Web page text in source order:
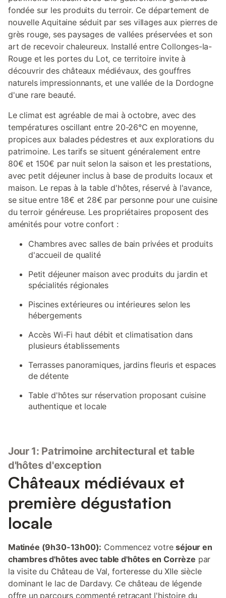
fondée sur les produits du terroir. Ce département de
nouvelle Aquitaine séduit par ses villages aux pierres de
grès rouge, ses paysages de vallées préservées et son
art de recevoir chaleureux. Installé entre Collonges-la-
Rouge et les portes du Lot, ce territoire invite à
découvrir des châteaux médiévaux, des gouffres
naturels impressionnants, et une vallée de la Dordogne
d'une rare beauté.
Le climat est agréable de mai à octobre, avec des
températures oscillant entre 20-26°C en moyenne,
propices aux balades pédestres et aux explorations du
patrimoine. Les tarifs se situent généralement entre
80€ et 150€ par nuit selon la saison et les prestations,
avec petit déjeuner inclus à base de produits locaux et
maison. Le repas à la table d'hôtes, réservé à l'avance,
se situe entre 18€ et 28€ par personne pour une cuisine
du terroir généreuse. Les propriétaires proposent des
aménités pour votre confort :
Chambres avec salles de bain privées et produits
d'accueil de qualité
Petit déjeuner maison avec produits du jardin et
spécialités régionales
Piscines extérieures ou intérieures selon les
hébergements
Accès Wi-Fi haut débit et climatisation dans
plusieurs établissements
Terrasses panoramiques, jardins fleuris et espaces
de détente
Table d'hôtes sur réservation proposant cuisine
authentique et locale
Jour 1: Patrimoine architectural et table
d'hôtes d'exception
Châteaux médiévaux et
première dégustation
locale
Matinée (9h30-13h00): Commencez votreséjour en
chambres d'hôtes avec table d'hôtes en Corrèze par
la visite du Château de Val, forteresse du XIIe siècle
dominant le lac de Dardavy. Ce château de légende
offre un parcours commenté retraçant l'histoire du